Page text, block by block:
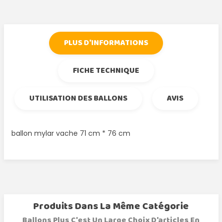
PLUS D'INFORMATIONS
FICHE TECHNIQUE
UTILISATION DES BALLONS
AVIS
ballon mylar vache 71 cm * 76 cm
Produits Dans La Même Catégorie